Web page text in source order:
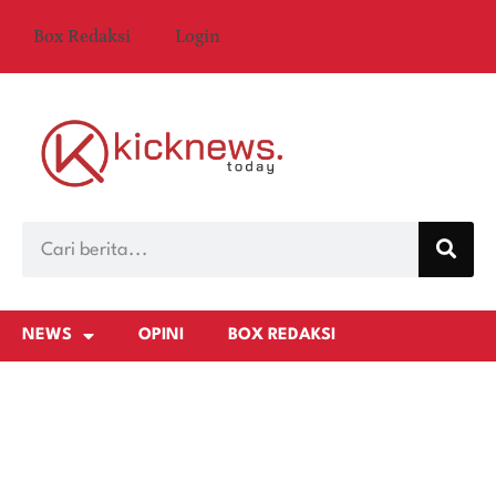
Box Redaksi Login
NEWS OPINI BOX REDAKSI